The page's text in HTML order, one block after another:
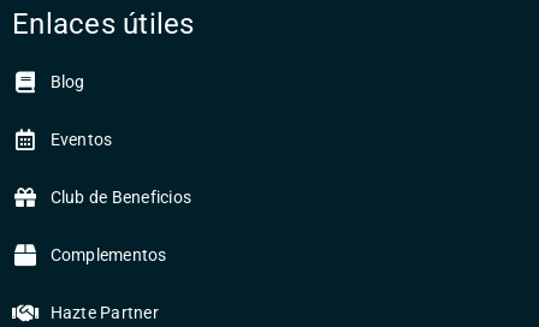
Enlaces útiles
Blog
Eventos
Club de Beneficios
Complementos
Hazte Partner